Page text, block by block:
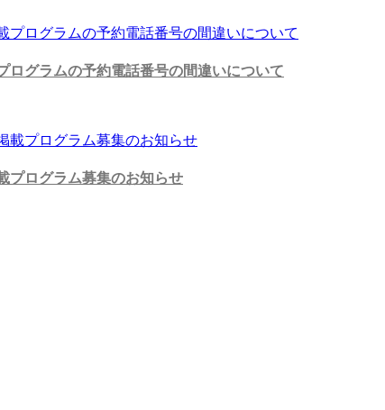
ログラムの予約電話番号の間違いについて
プログラム募集のお知らせ